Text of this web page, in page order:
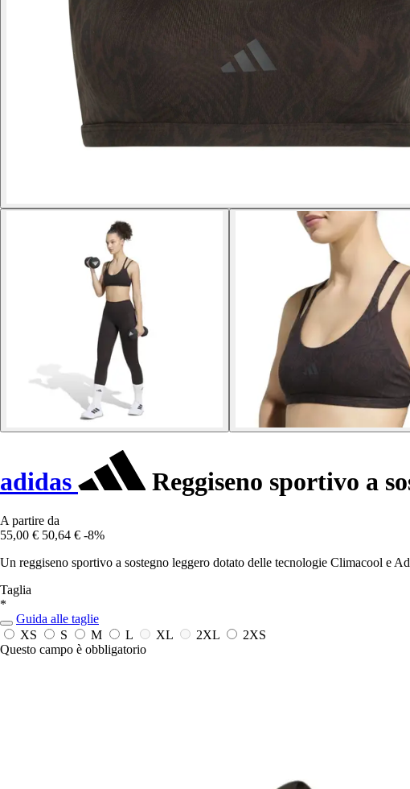
adidas Reggiseno sportivo a
A partire da
55,00 € 50,64 € -8%
Un reggiseno sportivo a sostegno leggero dotato delle tecnologie Climacool e
Taglia
*
Guida alle taglie
XS
S M L XL 2XL
2XS
Questo campo è obbligatorio